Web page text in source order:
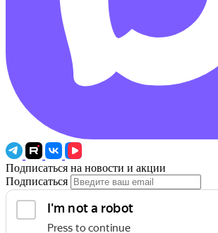
Подписаться на новости и акции
Подписаться